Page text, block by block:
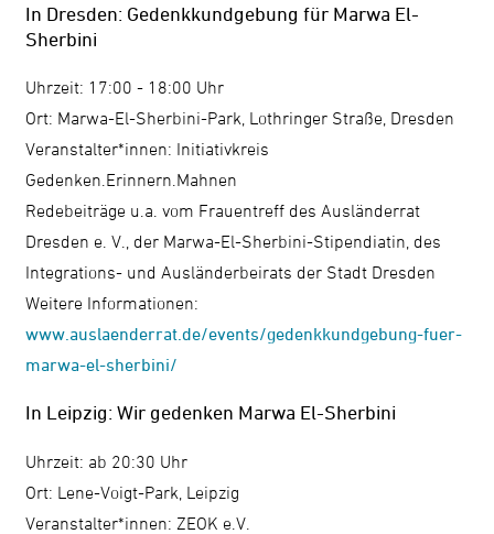
In Dresden: Gedenkkundgebung für Marwa El-
Sherbini
Uhrzeit: 17:00 - 18:00 Uhr
Ort: Marwa-El-Sherbini-Park, Lothringer Straße, Dresden
Veranstalter*innen: Initiativkreis
Gedenken.Erinnern.Mahnen
Redebeiträge u.a. vom Frauentreff des Ausländerrat
Dresden e. V., der Marwa-El-Sherbini-Stipendiatin, des
Integrations- und Ausländerbeirats der Stadt Dresden
Weitere Informationen:
www.auslaenderrat.de/events/gedenkkundgebung-fuer-
marwa-el-sherbini/
In Leipzig: Wir gedenken Marwa El-Sherbini
Uhrzeit: ab 20:30 Uhr
Ort: Lene-Voigt-Park, Leipzig
Veranstalter*innen: ZEOK e.V.